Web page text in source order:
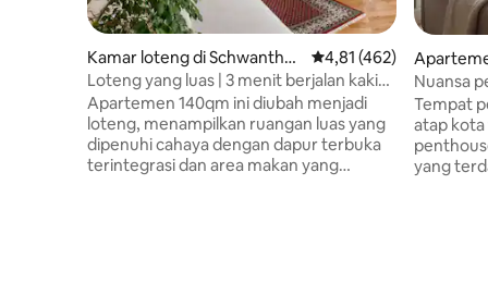
Kamar loteng di Schwanthal
erhöhe
Nilai rata-rata 4,81 dari
4,81 (462)
Loteng yang luas | 3 menit berjalan kaki
ke Oktoberfest
Apartemen 140qm ini diubah menjadi
loteng, menampilkan ruangan luas yang
dipenuhi cahaya dengan dapur terbuka
terintegrasi dan area makan yang
Nuansa
Tempat
atap
yang